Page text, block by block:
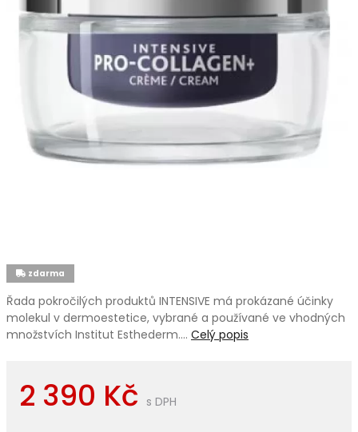
zdarma
Řada pokročilých produktů INTENSIVE má prokázané účinky
molekul v dermoestetice, vybrané a používané ve vhodných
množstvích Institut Esthederm.… Celý popis
2 390 Kč s DPH